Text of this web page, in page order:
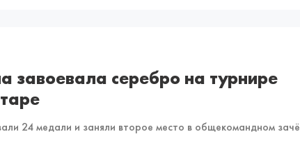
завоевала серебро на турнире
24 медали и заняли второе место в общекомандном